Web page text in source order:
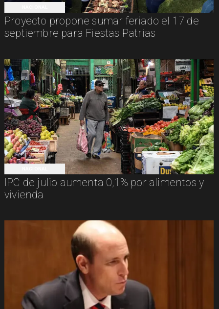
Proyecto propone sumar feriado el 17 de
septiembre para Fiestas Patrias
IPC de julio aumenta 0,1% por alimentos y
vivienda